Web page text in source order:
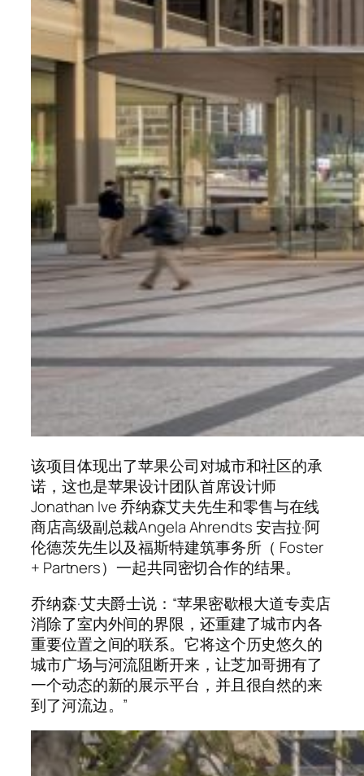
该项目体现出了苹果公司对城市和社区的承
诺，这也是苹果设计团队首席设计师
Jonathan Ive 乔纳森艾夫先生和零售与在线
商店高级副总裁Angela Ahrendts 安吉拉·阿
伦德茨先生以及福斯特建筑事务所（ Foster
+ Partners）一起共同密切合作的结果。
乔纳森·艾夫爵士说：“苹果密歇根大道专卖店
消除了室内外间的界限，还重建了城市内各
重要位置之间的联系。它将这个历史悠久的
城市广场与河流阻断开来，让芝加哥拥有了
一个动态的新的展示平台，并且很自然的来
到了河流边。”